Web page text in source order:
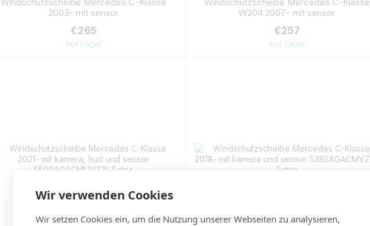
2003- mit sensor
€265
Auf Lager
W204 2007- mit sensor
€257
Auf Lager
Wir verwenden Cookies
Wir setzen Cookies ein, um die Nutzung unserer Webseiten zu analysieren,